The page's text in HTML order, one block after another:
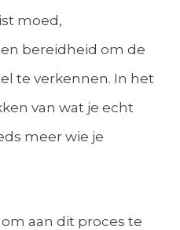
moed,
bereidheid om de
te verkennen. In het
van wat je echt
meer wie je
aan dit proces te